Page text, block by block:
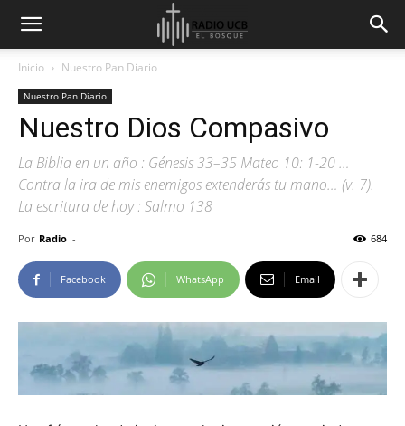
Inicio Nuestro Pan Diario
Nuestro Pan Diario
Nuestro Dios Compasivo
La Biblia en un año : Génesis 33–35 Mateo 10: 1-20 …
Contra la ira de mis enemigos extenderás tu mano… (v. 7).
La escritura de hoy : Salmo 138
Por Radio - 684
Facebook WhatsApp Email